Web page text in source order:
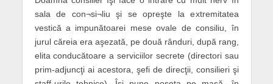
sala de con¬si¬liu şi se opreşte la extremitatea
vestică a impunătoarei mese ovale de consiliu, în
jurul căreia era aşezată, pe două rânduri, după rang,
elita conducătoare a serviciilor secrete (directori sau
prim-adjuncţi ai acestora, şefi de direcţii, consilieri şi